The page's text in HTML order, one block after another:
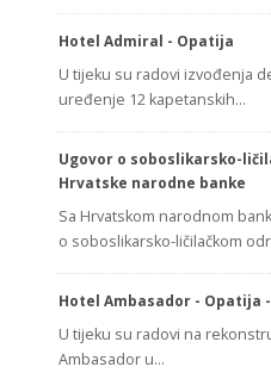
Hotel Admiral - Opatija
U tijeku su radovi izvođenja
uređenje 12 kapetanskih…
Ugovor o soboslikarsko-
Hrvatske narodne banke
Sa Hrvatskom narodnom
o soboslikarsko-ličilačkom
Hotel Ambasador - Opatija
U tijeku su radovi na
Ambasador u…